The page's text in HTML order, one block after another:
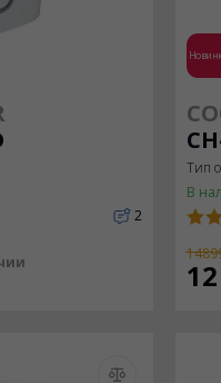
2
Тип
В